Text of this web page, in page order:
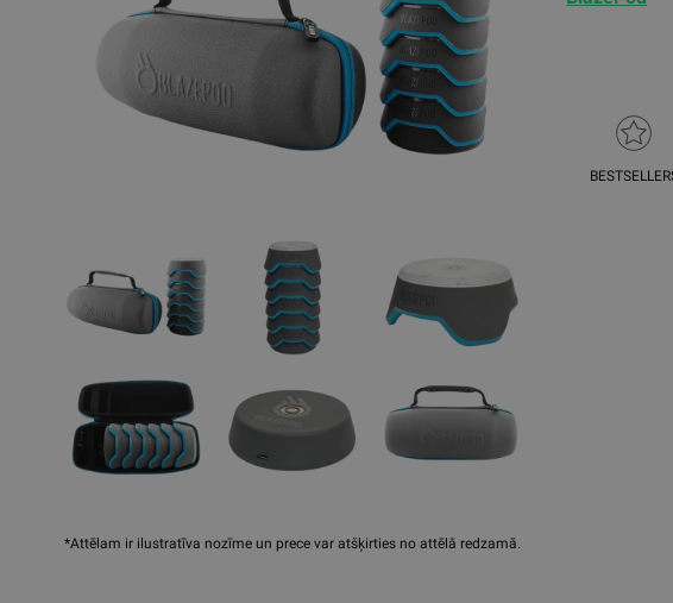
*Attēlam ir ilustratīva nozīme un prece var atšķirties no attēlā redzamā.